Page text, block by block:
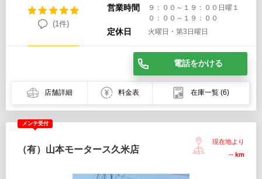
(1件)
営業時間
９：００～１９：００日曜１
０：００～１９：００
定休日 火曜日・第3日曜日
電話をかける
店舗詳細 料金表 在庫一覧 (6)
メンテ受付
（有）山本モータース久米店
現在地より
-- km